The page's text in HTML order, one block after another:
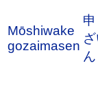
Mōshiwake
gozaimasen
ん